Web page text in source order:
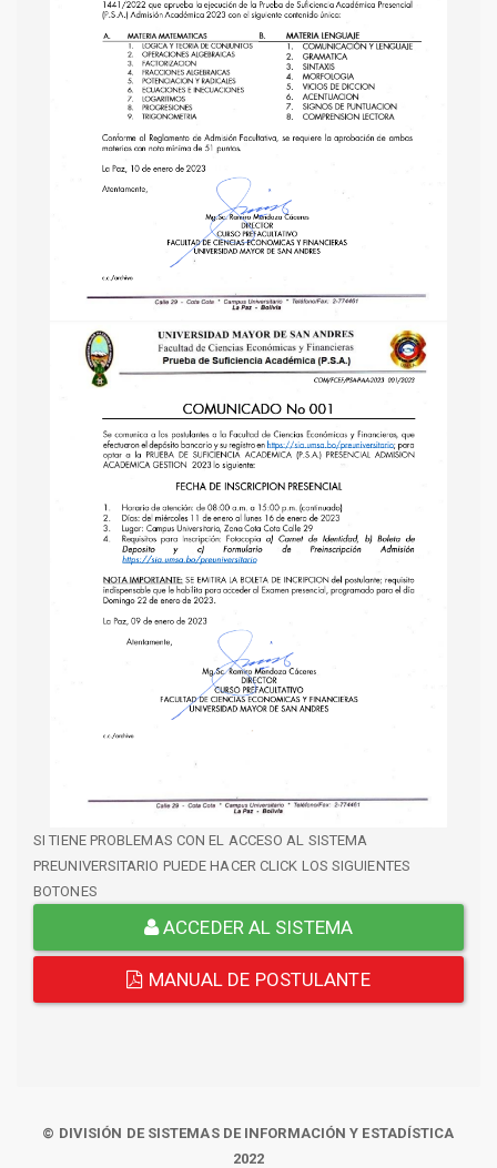
SI TIENE PROBLEMAS CON EL ACCESO AL SISTEMA
PREUNIVERSITARIO PUEDE HACER CLICK LOS SIGUIENTES
BOTONES
ACCEDER AL SISTEMA
MANUAL DE POSTULANTE
© DIVISIÓN DE SISTEMAS DE INFORMACIÓN Y ESTADÍSTICA
2022